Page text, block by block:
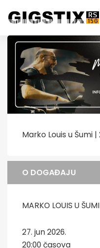
Marko Louis u Šumi
O DOGAĐAJU
MARKO LOUIS U
27. jun 2026.
20:00 časova